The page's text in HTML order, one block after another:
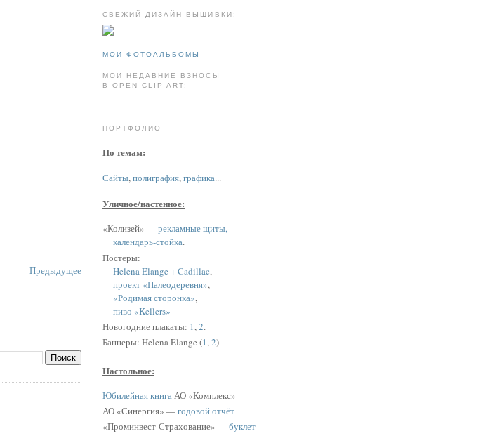
Предыдущее
СВЕЖИЙ ДИЗАЙН ВЫШИВКИ:
МОИ ФОТОАЛЬБОМЫ
МОИ НЕДАВНИЕ ВЗНОСЫ
В OPEN CLIP ART:
ПОРТФОЛИО
По темам:
Сайты,полиграфия,графика...
Уличное/настенное:
«Колизей» —рекламные щиты,
календарь-стойка.
Постеры:
Helena Elange + Cadillac,
проект «Палеодеревня»,
«Родимая сторонка»,
пиво «Kellers»
Новогодние плакаты: 1,2.
Баннеры: Helena Elange (1,2)
Настольное:
Юбилейная книгаАО «Комплекс»
АО «Синергия» —годовой отчёт
«Проминвест-Страхование» —буклет